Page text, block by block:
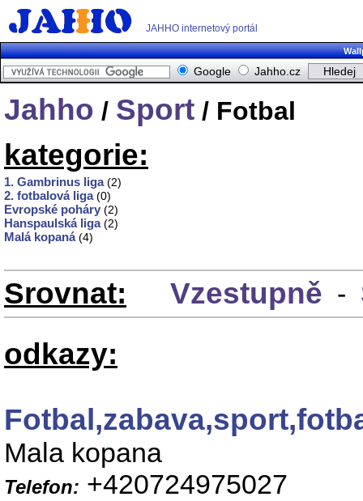
JAHHO internetový portál
Google Jahho.cz
Jahho / Sport / Fotbal
kategorie:
1. Gambrinus liga(2)
2. fotbalová liga(0)
Evropské poháry (2)
Hanspaulská liga(2)
Malá kopaná(4)
Srovnat: Vzestupně -
odkazy:
Mala kopana
Telefon: +420724975027